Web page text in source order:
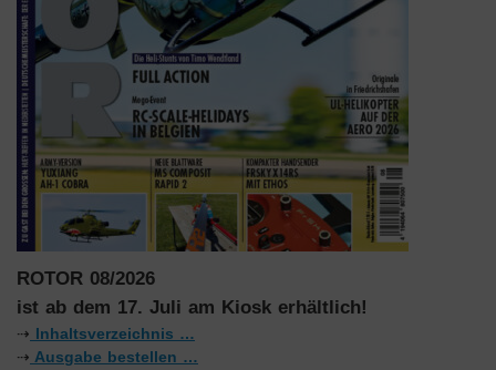
ROTOR 08/2026
ist ab dem 17. Juli am Kiosk erhältlich!
⇢ Inhaltsverzeichnis …
⇢ Ausgabe bestellen …